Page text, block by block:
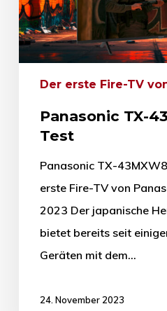
Der erste Fire-TV
Panasonic TX-
Test
Panasonic TX-
erste Fire-TV von
2023 Der japanische
bietet bereits seit
Geräten mit dem…
24. November 2023